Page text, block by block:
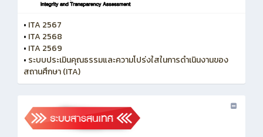
• ITA 2567
• ITA 2568
• ITA 2569
• ระบบประเมินคุณธรรมและความโปร่งใสในการดำเนินงานของ
สถานศึกษา (ITA)